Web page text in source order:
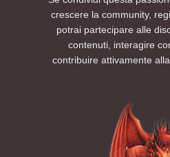
crescere la community,
potrai partecipare alle
contenuti, interagire
contribuire attivamente